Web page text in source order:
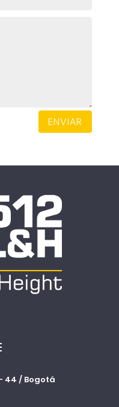
ENVIAR
44 / Bogotá